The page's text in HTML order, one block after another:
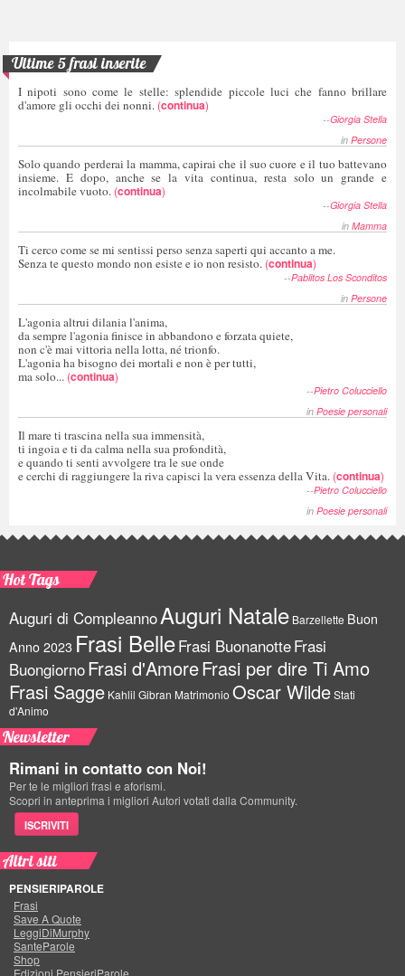
Ultime 5 frasi inserite
I nipoti sono come le stelle: splendide piccole luci che fanno brillare
d'amore gli occhi dei nonni. (continua)
--Giorgia Stella
in Persone
Solo quando perderai la mamma, capirai che il suo cuore e il tuo battevano
insieme. E dopo, anche se la vita continua, resta solo un grande e
incolmabile vuoto. (continua)
--Giorgia Stella
in Mamma
Ti cerco come se mi sentissi perso senza saperti qui accanto a me.
Senza te questo mondo non esiste e io non resisto. (continua)
--Pablitos Los Sconditos
in Persone
L'agonia altrui dilania l'anima,
da sempre l'agonia finisce in abbandono e forzata quiete,
non c'è mai vittoria nella lotta, né trionfo.
L'agonia ha bisogno dei mortali e non è per tutti,
ma solo... (continua)
--Pietro Colucciello
in Poesie personali
Il mare ti trascina nella sua immensità,
ti ingoia e ti da calma nella sua profondità,
e quando ti senti avvolgere tra le sue onde
e cerchi di raggiungere la riva capisci la vera essenza della Vita. (continua)
--Pietro Colucciello
in Poesie personali
Hot Tags
Auguri di CompleannoAuguri Natale Barzellette Buon
Anno 2023 Frasi BelleFrasi BuonanotteFrasi
BuongiornoFrasi d'AmoreFrasi per dire Ti Amo
Frasi Sagge Kahlil Gibran Matrimonio Oscar WildeStati
d'Animo
Newsletter
Rimani in contatto con Noi!
Per te le migliori frasi e aforismi.
Scopri in anteprima i migliori Autori votati dalla Community.
ISCRIVITI
Altri siti
PENSIERIPAROLE
Frasi
Save A Quote
LeggiDiMurphy
SanteParole
Shop
Edizioni PensieriParole